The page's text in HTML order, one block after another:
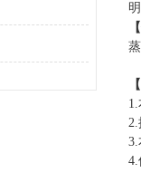
1.
2.
3.
4.